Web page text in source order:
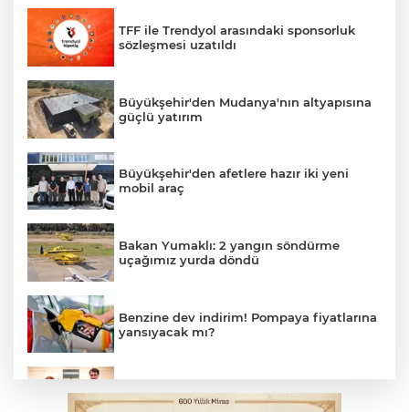
TFF ile Trendyol arasındaki sponsorluk
sözleşmesi uzatıldı
Büyükşehir'den Mudanya'nın altyapısına
güçlü yatırım
Büyükşehir'den afetlere hazır iki yeni
mobil araç
Bakan Yumaklı: 2 yangın söndürme
uçağımız yurda döndü
Benzine dev indirim! Pompaya fiyatlarına
yansıyacak mı?
bir araya geldi